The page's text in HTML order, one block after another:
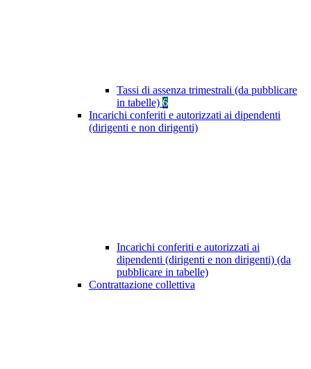
Tassi di assenza trimestrali (da pubblicare
in tabelle) 6
Incarichi conferiti e autorizzati ai dipendenti
(dirigenti e non dirigenti)
Incarichi conferiti e autorizzati ai
dipendenti (dirigenti e non dirigenti) (da
pubblicare in tabelle)
Contrattazione collettiva